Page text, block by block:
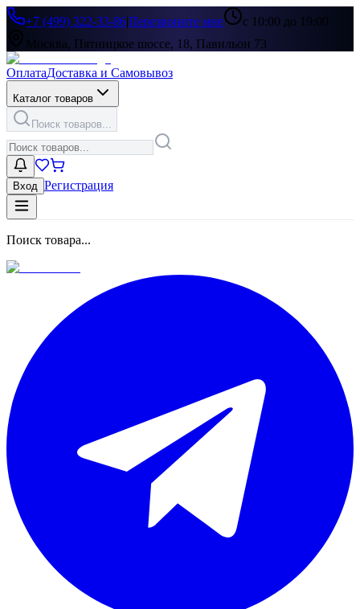
+7 (499) 322-33-86|Перезвоните мне
с 10:00 до 19:00
Москва, Пятницкое шоссе, 18, Павильон 73
ОплатаДоставка и Самовывоз
Каталог товаров
Поиск товаров...
Вход Регистрация
Поиск товара...